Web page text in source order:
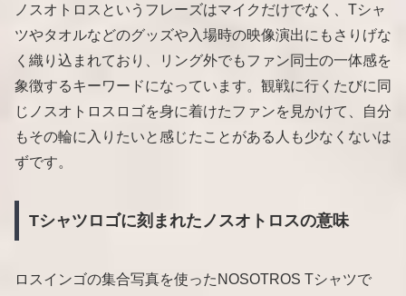
ノスオトロスというフレーズはマイクだけでなく、Tシャ
ツやタオルなどのグッズや入場時の映像演出にもさりげな
く織り込まれており、リング外でもファン同士の一体感を
象徴するキーワードになっています。観戦に行くたびに同
じノスオトロスロゴを身に着けたファンを見かけて、自分
もその輪に入りたいと感じたことがある人も少なくないは
ずです。
Tシャツロゴに刻まれたノスオトロスの意味
ロスインゴの集合写真を使ったNOSOTROS Tシャツで